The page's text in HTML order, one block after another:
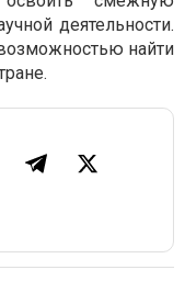
деятельности.
найти